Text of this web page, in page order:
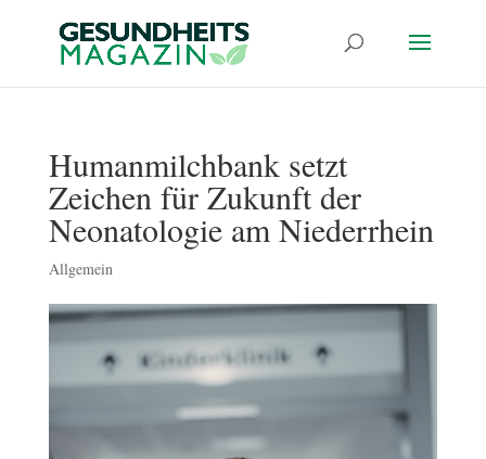
Humanmilchbank setzt
Zeichen für Zukunft der
Neonatologie am Niederrhein
Allgemein